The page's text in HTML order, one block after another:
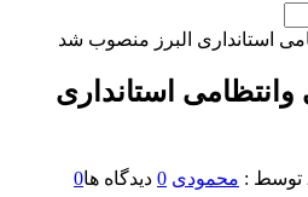
وانتظامی استانداری
توسط : محمودی 0 دیدگاه ها0